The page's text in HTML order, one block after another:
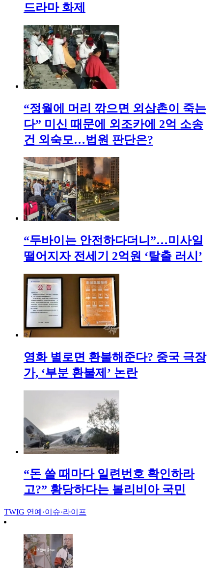
드라마 화제
“정월에 머리 깎으면 외삼촌이 죽는
다” 미신 때문에 외조카에 2억 소송
건 외숙모…법원 판단은?
“두바이는 안전하다더니”…미사일
떨어지자 전세기 2억원 ‘탈출 러시’
영화 별로면 환불해준다? 중국 극장
가, ‘부분 환불제’ 논란
“돈 쓸 때마다 일련번호 확인하라
고?” 황당하다는 볼리비아 국민
TWIG 연예·이슈·라이프